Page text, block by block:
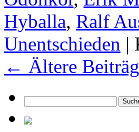
Hyballa, Ralf
Unentschieden |
← Ältere
nach: